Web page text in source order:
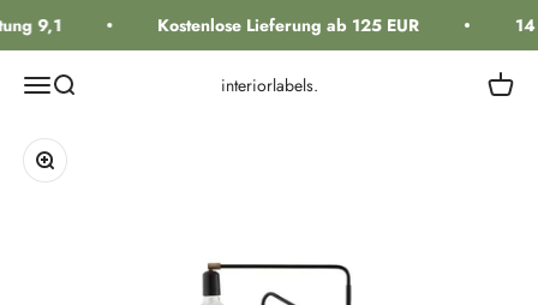
9,1 Kostenlose Lieferung ab 125 EUR
Navigationsmenü öffnen
Suche öffnen interiorlabels.
Bild vergrößern